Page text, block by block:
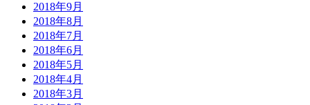
2018年9月
2018年8月
2018年7月
2018年6月
2018年5月
2018年4月
2018年3月